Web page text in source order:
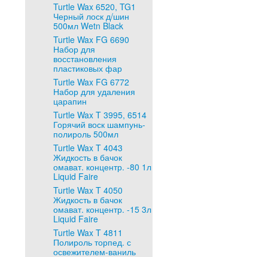
Turtle Wax 6520, TG1
Черный лоск д/шин
500мл Wetn Black
Turtle Wax FG 6690
Набор для
восстановления
пластиковых фар
Turtle Wax FG 6772
Набор для удаления
царапин
Turtle Wax T 3995, 6514
Горячий воск шампунь-
полироль 500мл
Turtle Wax T 4043
Жидкость в бачок
омават. концентр. -80 1л
Liquid Faire
Turtle Wax T 4050
Жидкость в бачок
омават. концентр. -15 3л
Liquid Faire
Turtle Wax T 4811
Полироль торпед. с
освежителем-ваниль